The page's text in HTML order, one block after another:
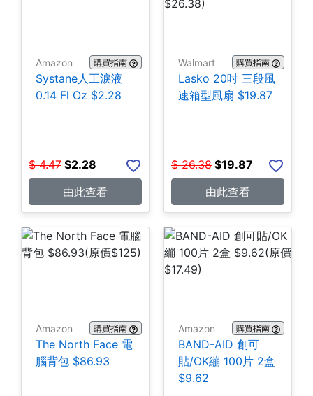
Amazon 購買指南
Systane人工淚液
0.14 Fl Oz $2.28
$ 4.47 $2.28
由此查看
Walmart 購買指南
Lasko 20吋 三段風
速箱型風扇 $19.87
$ 26.38 $19.87
由此查看
Amazon 購買指南
The North Face 電
腦背包 $86.93
Amazon 購買指南
BAND-AID 創可
貼/OK繃 100片 2盒
$9.62